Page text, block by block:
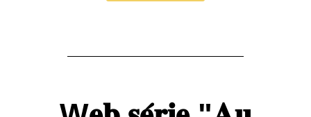
généralement assez
lorsque l’on souhaite un effet